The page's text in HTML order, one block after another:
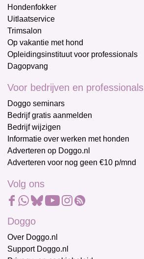
Hondenfokker
Uitlaatservice
Trimsalon
Op vakantie met hond
Opleidingsinstituut voor professionals
Dagopvang
Voor bedrijven en professionals
Doggo seminars
Bedrijf gratis aanmelden
Bedrijf wijzigen
Informatie over werken met honden
Adverteren op Doggo.nl
Adverteren voor nog geen €10 p/mnd
Volg ons
Doggo
Over Doggo.nl
Support Doggo.nl